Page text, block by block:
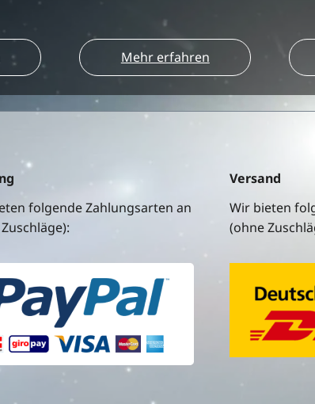
Mehr erfahren
folgende Zahlungsarten an
Versand
Wir bieten
(ohne